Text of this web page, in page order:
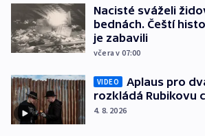
Nacisté sváželi
bednách. Čeští
je zabavili
včera v 07:00
VIDEO
Aplaus pro
rozkládá Rubikovu
4. 8. 2026